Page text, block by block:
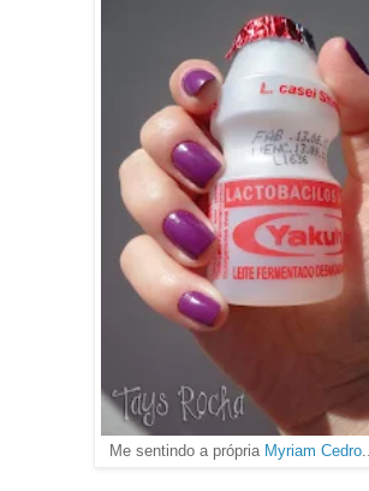
Me sentindo a própria Myriam Cedro